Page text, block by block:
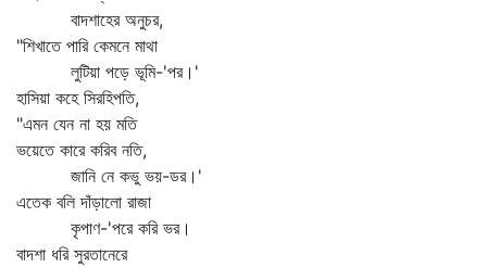
বাদশাহের অনুচর,
"শিখাতে পারি কেমনে মাথা
লুটিয়া পড়ে ভূমি-'পর।'
হাসিয়া কহে সিরহিপতি,
"এমন যেন না হয় মতি
ভয়েতে কারে করিব নতি,
জানি নে কভু ভয়-ডর।'
এতেক বলি দাঁড়ালো রাজা
কৃপাণ-'পরে করি ভর।
বাদশা ধরি সুরতানেরে